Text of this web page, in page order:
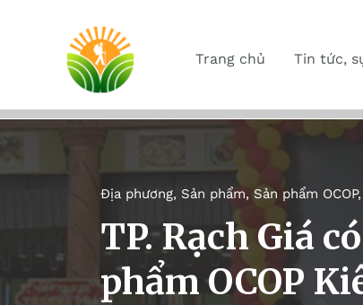
Trang chủ Tin tức,
Địa phương, Sản phẩm, Sản phẩm OCOP,
TP. Rạch Giá
phẩm OCOP